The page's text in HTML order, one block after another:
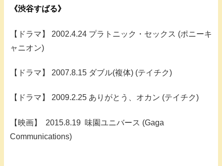
《渋谷すばる》
【ドラマ】 2002.4.24 プラトニック・セックス (ポニーキ
ャニオン)
【ドラマ】 2007.8.15 ダブル(複体) (テイチク)
【ドラマ】 2009.2.25 ありがとう、オカン (テイチク)
【映画】 2015.8.19 味園ユニバース (Gaga
Communications)